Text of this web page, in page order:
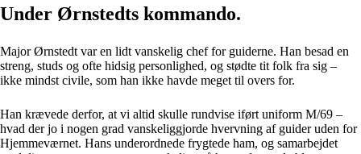
Under Ørnstedts kommando.
Major Ørnstedt var en lidt vanskelig chef for guiderne. Han besad en
streng, studs og ofte hidsig personlighed, og stødte tit folk fra sig –
ikke mindst civile, som han ikke havde meget til overs for.
Han krævede derfor, at vi altid skulle rundvise iført uniform M/69 –
hvad der jo i nogen grad vanskeliggjorde hvervning af guider uden for
Hjemmeværnet. Hans underordnede frygtede ham, og samarbejdet